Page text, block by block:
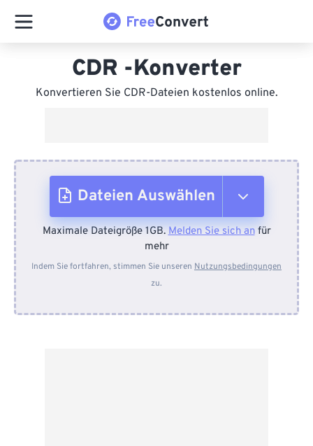
CDR -Konverter
Konvertieren Sie CDR-Dateien kostenlos online.
Dateien Auswählen
Vom Gerät
Von Dropbox
Maximale Dateigröße 1GB.Melden Sie sich anfür
mehr
Indem Sie fortfahren, stimmen Sie unseren Nutzungsbedingungen
zu.